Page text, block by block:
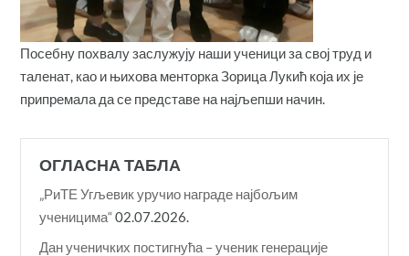
Посебну похвалу заслужују наши ученици за свој труд и
таленат, као и њихова менторка Зорица Лукић која их је
припремала да се представе на најљепши начин.
ОГЛАСНА ТАБЛА
„РиТЕ Угљевик уручио награде најбољим
ученицима“02.07.2026.
Дан ученичких постигнућа – ученик генерације